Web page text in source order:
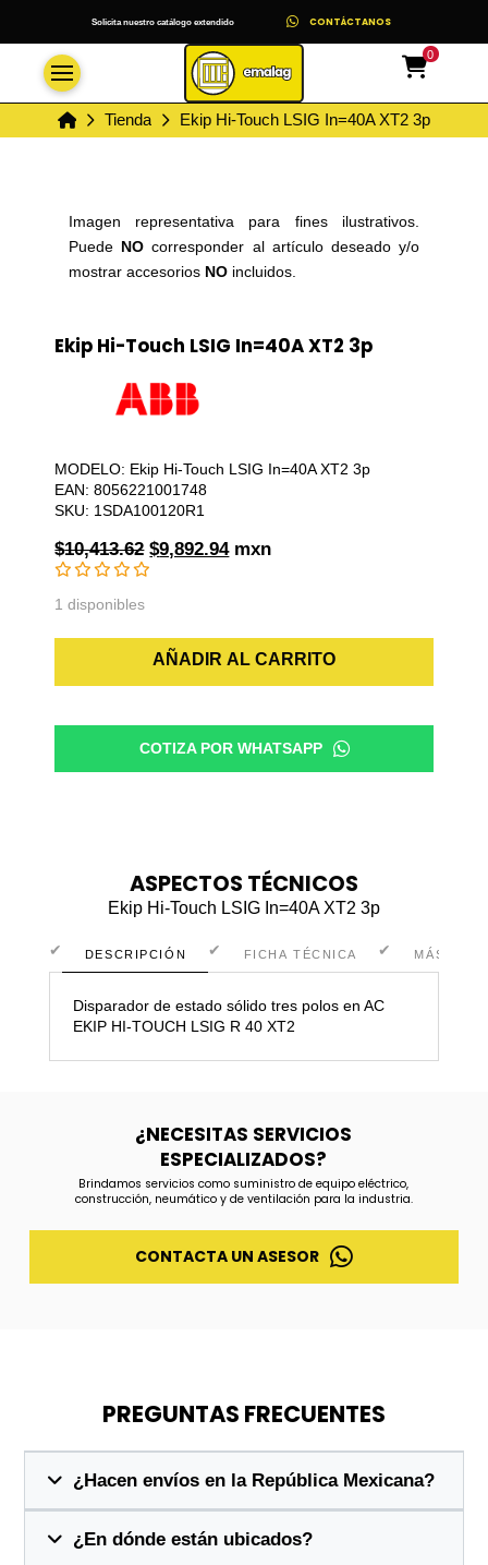
Solicita nuestro catálogo extendido CONTÁCTANOS
0
InicioTienda Ekip Hi-Touch LSIG In=40A XT2 3p
Imagen representativa para fines ilustrativos.
Puede NOcorresponder al artículo deseado y/o
mostrar accesorios NOincluidos.
Ekip Hi-Touch LSIG In=40A XT2 3p
MODELO: Ekip Hi-Touch LSIG In=40A XT2 3p
EAN: 8056221001748
SKU: 1SDA100120R1
$10,413.62 Original
price
$9,892.94Current
mxn
1 disponibles
LSIG
XT2
AÑADIR AL CARRITO
COTIZA POR WHATSAPP
ASPECTOS TÉCNICOS
Ekip Hi-Touch LSIG In=40A XT2 3p
DESCRIPCIÓN FICHA TÉCNICA MÁS
Disparador de estado sólido tres polos en AC
EKIP HI-TOUCH LSIG R 40 XT2
¿NECESITAS SERVICIOS
ESPECIALIZADOS?
Brindamos servicios como suministro de equipo eléctrico,
construcción, neumático y de ventilación para la industria.
CONTACTA UN ASESOR
PREGUNTAS FRECUENTES
¿Hacen envíos en la República Mexicana?
¿En dónde están ubicados?